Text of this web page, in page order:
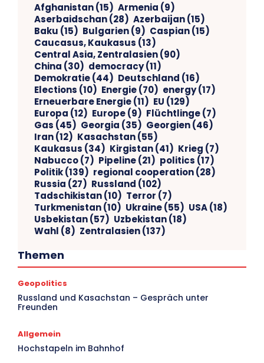
Afghanistan(15) Armenia (9)
Aserbaidschan(28) Azerbaijan(15)
Baku (15) Bulgarien(9) Caspian(15)
Caucasus, Kaukasus (13)
Central Asia, Zentralasien(90)
China (30) democracy(11)
Demokratie(44) Deutschland (16)
Elections (10) Energie(70) energy(17)
Erneuerbare Energie(11) EU (129)
Europa (12) Europe(9) Flüchtlinge(7)
Gas (45) Georgia (35) Georgien(46)
Iran(12) Kasachstan(55)
Kaukasus (34) Kirgistan(41) Krieg (7)
Nabucco(7) Pipeline(21) politics (17)
Politik(139) regional cooperation(28)
Russia (27) Russland (102)
Tadschikistan(10) Terror (7)
Turkmenistan(10) Ukraine(55) USA(18)
Usbekistan(57) Uzbekistan(18)
Wahl (8) Zentralasien(137)
Themen
Geopolitics
Russland und Kasachstan – Gespräch unter
Freunden
Allgemein
Hochstapeln im Bahnhof